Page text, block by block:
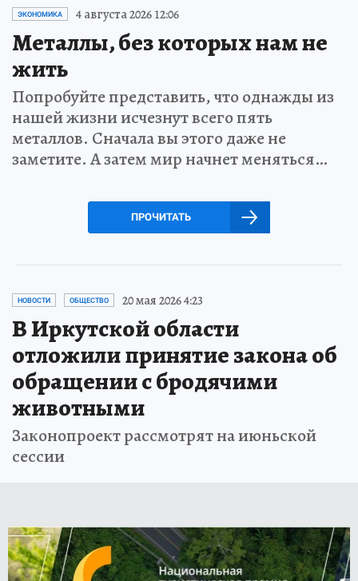
ЭКОНОМИКА 4 августа 2026 12:06
Металлы, без которых нам не
жить
Попробуйте представить, что однажды из
нашей жизни исчезнут всего пять
металлов. Сначала вы этого даже не
заметите. А затем мир начнет меняться…
ПРОЧИТАТЬ
НОВОСТИ ОБЩЕСТВО 20 мая 2026 4:23
В Иркутской области
отложили принятие закона об
обращении с бродячими
животными
Законопроект рассмотрят на июньской
сессии